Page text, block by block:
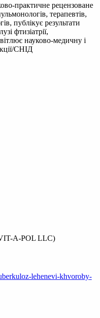
практичне рецензоване
терапевтів,
публікує результати
фтизіатрії,
науково-медичну і
СНІД
A-POL LLC)
lehenevi-khvoroby-